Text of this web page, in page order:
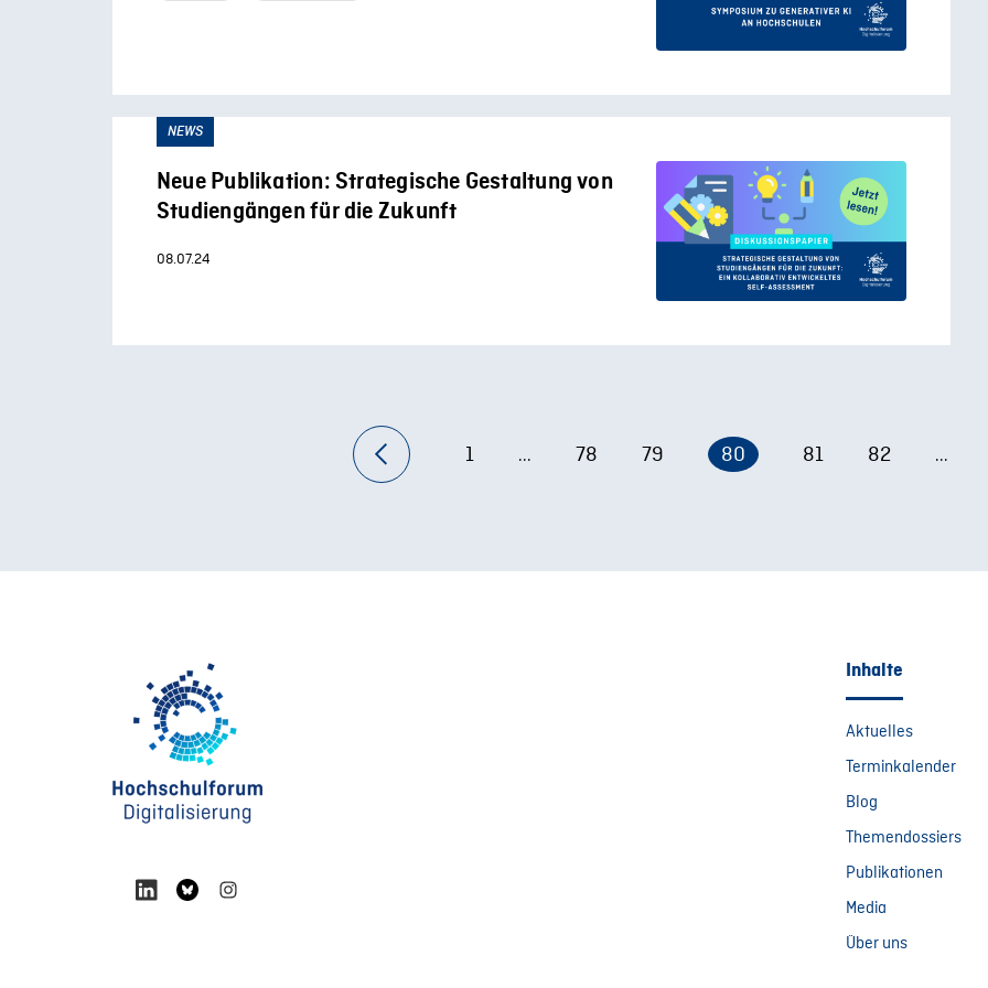
NEWS
Neue Publikation: Strategische Gestaltung von
Studiengängen für die Zukunft
08.07.24
1 ... 78 79 80 81 82 ...
Inhalte
Aktuelles
Terminkalender
Blog
Themendossiers
Publikationen
Media
Über uns